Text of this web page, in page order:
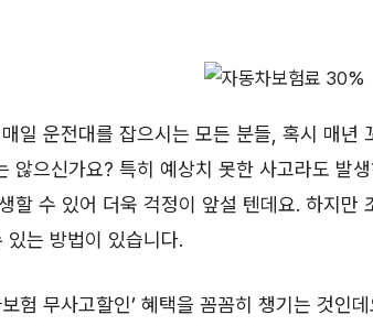
일 운전대를 잡으시는 모든 분들, 혹시 매년
않으신가요? 특히 예상치 못한 사고라도 발
할 수 있어 더욱 걱정이 앞설 텐데요. 하지만
있는 방법이 있습니다.
보험 무사고할인’ 혜택을 꼼꼼히 챙기는 것인